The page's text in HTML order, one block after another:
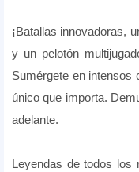
¡Batallas innovadoras,
y un pelotón
Sumérgete en intensos
único que importa.
adelante.
Leyendas de todos los